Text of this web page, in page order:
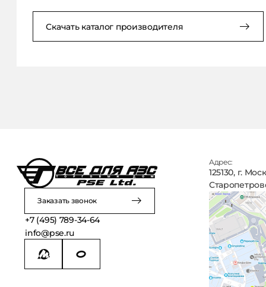
Скачать каталог производителя
Заказать звонок
+7 (495) 789-34-64
info@pse.ru
Адрес:
125130, г.